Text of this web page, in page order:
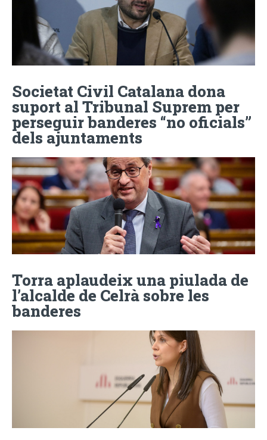
Societat Civil Catalana dona
suport al Tribunal Suprem per
perseguir banderes “no oficials”
dels ajuntaments
Torra aplaudeix una piulada de
l’alcalde de Celrà sobre les
banderes